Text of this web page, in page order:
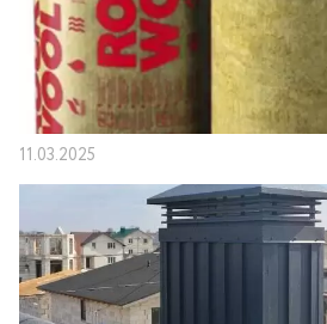
11.03.2025